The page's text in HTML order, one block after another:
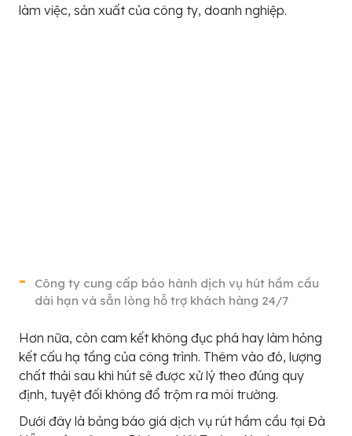
làm việc, sản xuất của công ty, doanh nghiệp.
Công ty cung cấp bảo hành dịch vụ hút hầm cầu
dài hạn và sẵn lòng hỗ trợ khách hàng 24/7
Hơn nữa, còn cam kết không đục phá hay làm hỏng
kết cấu hạ tầng của công trình. Thêm vào đó, lượng
chất thải sau khi hút sẽ được xử lý theo đúng quy
định, tuyệt đối không đổ trộm ra môi trường.
Dưới đây là bảng báo giá dịch vụ rút hầm cầu tại Đà